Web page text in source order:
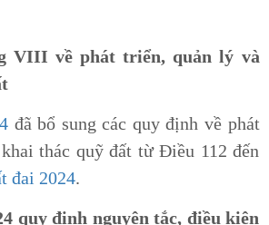
VIII về phát triển, quản lý và
đã bổ sung các quy định về phát
thác quỹ đất từ Điều 112 đến
đai 2024.
quy định nguyên tắc, điều kiện